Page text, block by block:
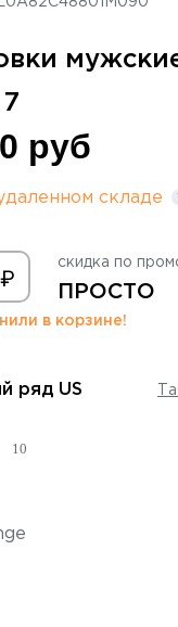
руб
складе
₽
скидка по
ПРОСТО
в корзине!
ряд US
10